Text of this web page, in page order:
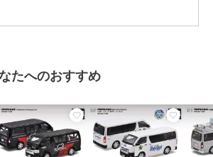
たへのおすすめ